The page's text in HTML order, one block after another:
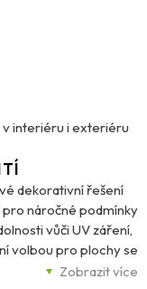
interiéru i exteriéru
Zobrazit více
dekorativní řešení
náročné podmínky
vůči UV záření,
volbou pro plochy se
vstupní portály,